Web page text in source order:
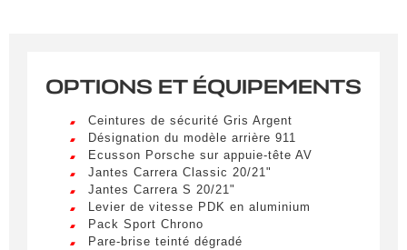
Nom *
Prénom
LIVRAISON PARTOUT EN
FRANCE
Lorem ipsum dolor sit amet, consectetur
adipiscing elit. Ut a elit sed nisl pulvinar
egestas a vel nibh. Sed aliquam varius
feugiat. Suspendisse finibus nec nibh eget
ultricies. Mauris et malesuada augue.
OPTIONS ET ÉQUIPEMENTS
Ceintures de sécurité Gris Argent
Désignation du modèle arrière 911
Ecusson Porsche sur appuie-tête AV
Jantes Carrera Classic 20/21"
Jantes Carrera S 20/21"
Levier de vitesse PDK en aluminium
Pack Sport Chrono
Pare-brise teinté dégradé